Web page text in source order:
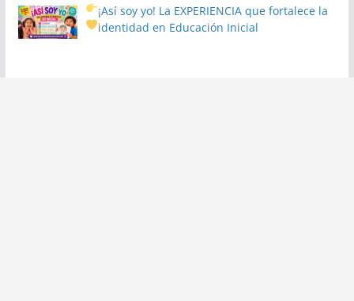
¡Así soy yo! La EXPERIENCIA que fortalece la
identidad en Educación Inicial